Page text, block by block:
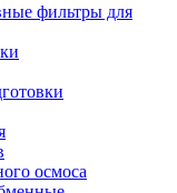
фильтры для
осмоса